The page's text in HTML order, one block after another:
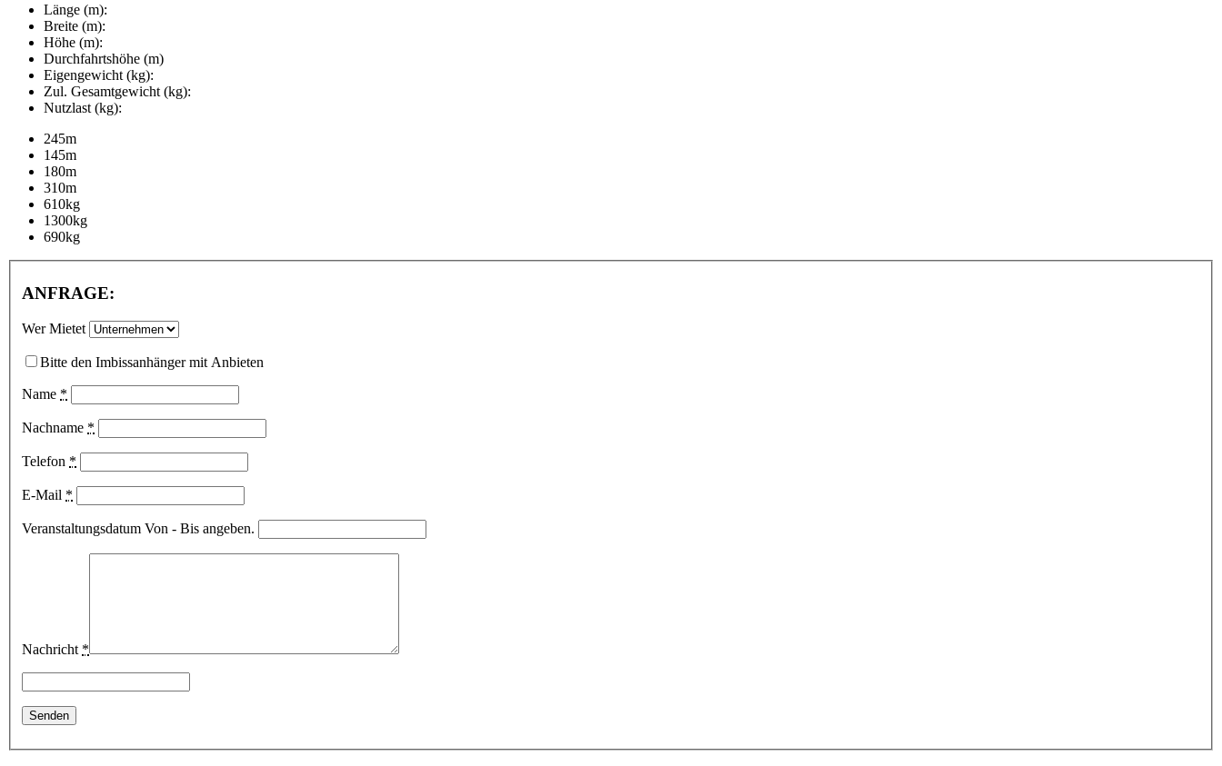
Länge (m):
Breite (m):
Höhe (m):
Durchfahrtshöhe (m)
Eigengewicht (kg):
Zul. Gesamtgewicht (kg):
Nutzlast (kg):
245m
145m
180m
310m
610kg
1300kg
690kg
ANFRAGE:
Wer Mietet
Bitte den Imbissanhänger mit Anbieten
Name *
Nachname *
Telefon *
E-Mail *
Veranstaltungsdatum Von - Bis angeben.
Nachricht *